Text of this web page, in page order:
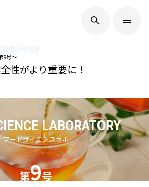
ついて
9号～
性がより重要に！
LABORATORY
フードサイエンスラボ
第9号